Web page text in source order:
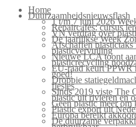
again
Primary
Menu
Home
Duurzaamheidsnieuwsflash
1 t/m 7 juni 2026
Repaircafés: cursus
VN verdrag over
De jaarlijkse Week
Afschaffen plastictaks
plasticvervuiling
Nieuwe LCA toont
plasticrecycling
EU-raad keurt PPWR
goed!
Droppie
flesjes
Sinds 2019 viste The
plastic uit rivieren en
Geen plastic meer
Plastic export uit
Europa bereikt
De duurzame